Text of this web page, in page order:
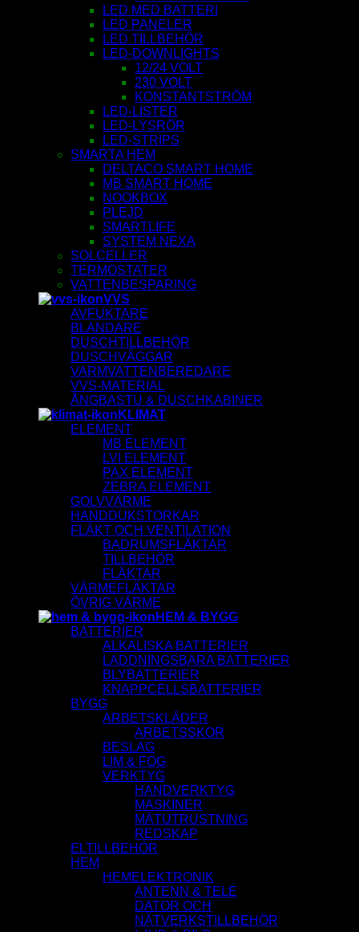
LED MED BATTERI
LED PANELER
LED TILLBEHÖR
LED-DOWNLIGHTS
12/24 VOLT
230 VOLT
KONSTANTSTRÖM
LED-LISTER
LED-LYSRÖR
LED-STRIPS
SMARTA HEM
DELTACO SMART HOME
MB SMART HOME
NOOKBOX
PLEJD
SMARTLIFE
SYSTEM NEXA
SOLCELLER
TERMOSTATER
VATTENBESPARING
VVS
AVFUKTARE
BLANDARE
DUSCHTILLBEHÖR
DUSCHVÄGGAR
VARMVATTENBEREDARE
VVS-MATERIAL
ÅNGBASTU & DUSCHKABINER
KLIMAT
ELEMENT
MB ELEMENT
LVI ELEMENT
PAX ELEMENT
ZEBRA ELEMENT
GOLVVÄRME
HANDDUKSTORKAR
FLÄKT OCH VENTILATION
BADRUMSFLÄKTAR
TILLBEHÖR
FLÄKTAR
VÄRMEFLÄKTAR
ÖVRIG VÄRME
HEM & BYGG
BATTERIER
ALKALISKA BATTERIER
LADDNINGSBARA BATTERIER
BLYBATTERIER
KNAPPCELLSBATTERIER
BYGG
ARBETSKLÄDER
ARBETSSKOR
BESLAG
LIM & FOG
VERKTYG
HANDVERKTYG
MASKINER
MÄTUTRUSTNING
REDSKAP
ELTILLBEHÖR
HEM
HEMELEKTRONIK
ANTENN & TELE
DATOR OCH
NÄTVERKSTILLBEHÖR